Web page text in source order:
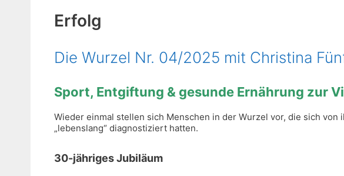
Erfolg
Die Wurzel Nr. 04/2025 mit Christina
Sport, Entgiftung & gesunde Ernährung zur
Wieder einmal stellen sich Menschen in der Wurzel vor, die sich
„lebenslang“ diagnostiziert hatten.
30-jähriges Jubiläum